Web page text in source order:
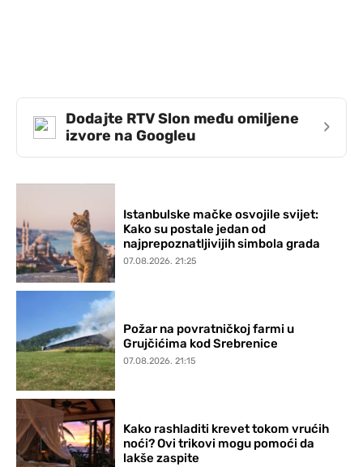
Dodajte RTV Slon među omiljene
izvore na Googleu
›
Istanbulske mačke osvojile svijet:
Kako su postale jedan od
najprepoznatljivijih simbola grada
07.08.2026. 21:25
Požar na povratničkoj farmi u
Grujčićima kod Srebrenice
07.08.2026. 21:15
Kako rashladiti krevet tokom vrućih
noći? Ovi trikovi mogu pomoći da
lakše zaspite